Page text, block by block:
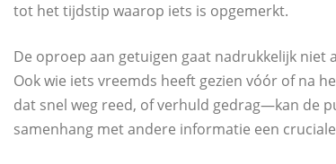
tot het tijdstip waarop iets is opgemerkt.
De oproep aan getuigen gaat nadrukkelijk niet
Ook wie iets vreemds heeft gezien vóór of na
dat snel weg reed, of verhuld gedrag—kan de
samenhang met andere informatie een